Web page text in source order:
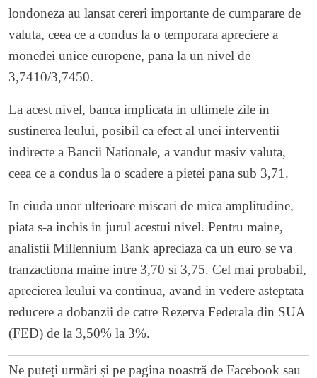
londoneza au lansat cereri importante de cumparare de
valuta, ceea ce a condus la o temporara apreciere a
monedei unice europene, pana la un nivel de
3,7410/3,7450.
La acest nivel, banca implicata in ultimele zile in
sustinerea leului, posibil ca efect al unei interventii
indirecte a Bancii Nationale, a vandut masiv valuta,
ceea ce a condus la o scadere a pietei pana sub 3,71.
In ciuda unor ulterioare miscari de mica amplitudine,
piata s-a inchis in jurul acestui nivel. Pentru maine,
analistii Millennium Bank apreciaza ca un euro se va
tranzactiona maine intre 3,70 si 3,75. Cel mai probabil,
aprecierea leului va continua, avand in vedere asteptata
reducere a dobanzii de catre Rezerva Federala din SUA
(FED) de la 3,50% la 3%.
Ne puteți urmări și pe pagina noastră de Facebook sau